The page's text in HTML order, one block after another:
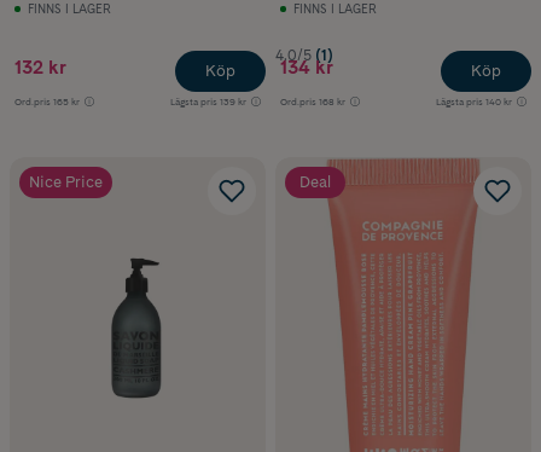
FINNS I LAGER
132 kr
Ord.pris 165 kr Lägsta pris 139 kr
Köp
FINNS I LAGER
4.0/5 (1)
134 kr
Ord.pris 168 kr Lägsta pris 140 kr
Köp
Nice Price Deal